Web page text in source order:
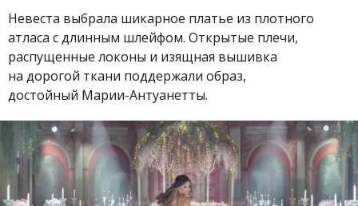
Невеста выбрала шикарное платье из плотного
атласа с длинным шлейфом. Открытые плечи,
распущенные локоны и изящная вышивка
на дорогой ткани поддержали образ,
достойный Марии-Антуанетты.